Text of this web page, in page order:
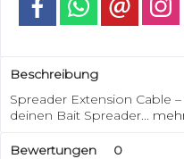
Beschreibung
Spreader Extension Cable
deinen Bait Spreader...
Bewertungen
0